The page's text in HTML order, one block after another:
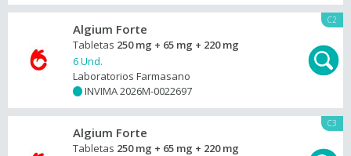
C2
Algium Forte
Tabletas 250 mg + 65 mg + 220 mg
6 Und.
Laboratorios Farmasano
INVIMA 2026M-0022697
C3
Algium Forte
Tabletas 250 mg + 65 mg + 220 mg